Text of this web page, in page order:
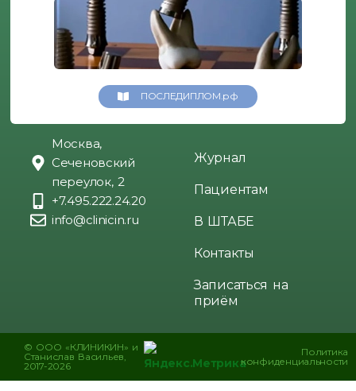
ПОСЛЕДИПЛОМ.рф
Москва,
Сеченовский
переулок, 2
+7.495.222.24.20
info@clinicin.ru
Журнал
Пациентам
В ШТАБЕ
Контакты
Записаться на
приём
© ООО «КЛИНИКИН» и
Станислав Васильев,
2017-2026
Политика
конфиденциальности